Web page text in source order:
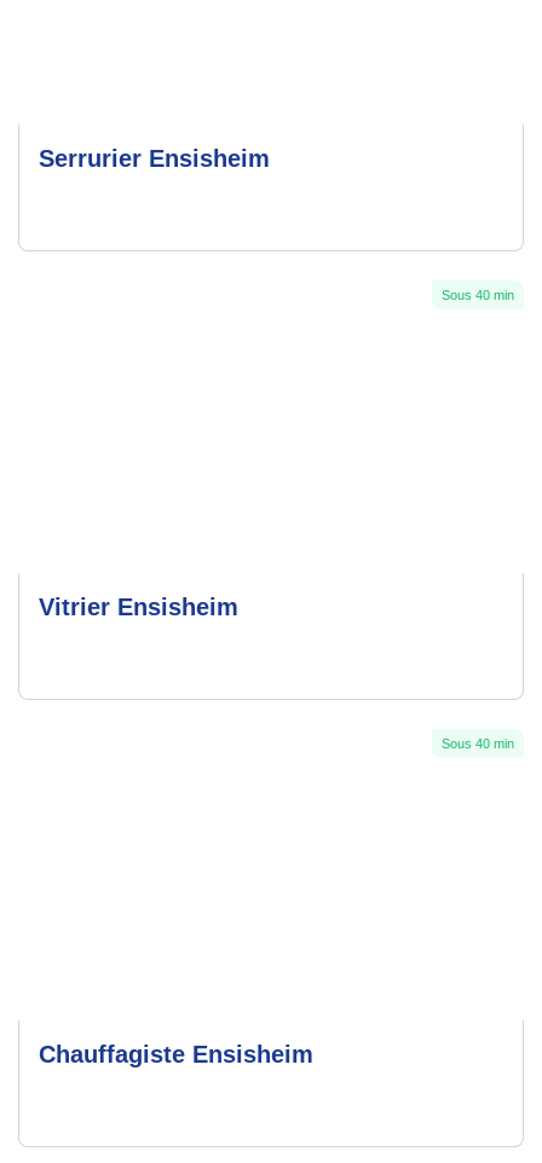
Serrurier Ensisheim
Sous 40 min
Vitrier Ensisheim
Sous 40 min
Chauffagiste Ensisheim